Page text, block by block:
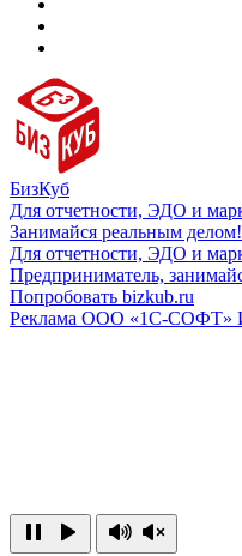
БизКуб
Для отчетности, ЭДО и
Занимайся реальным делом!
Для отчетности, ЭДО и
Предприниматель,
Попробовать bizkub.ru
Реклама ООО «1С-СОФТ»